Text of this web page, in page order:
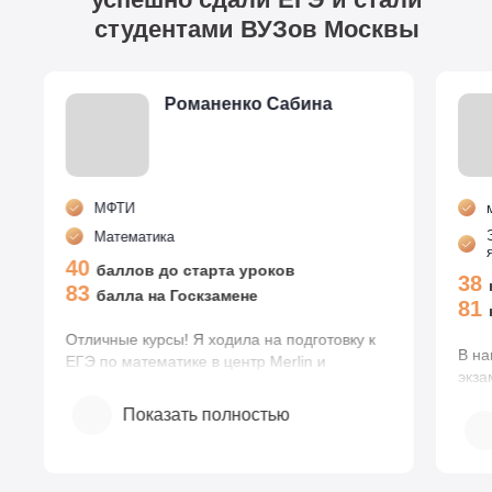
студентами ВУЗов Москвы
Романенко Сабина
МФТИ
Математика
40 баллов до старта уроков
83 балла на Госкзамене
Отличные курсы! Я ходила на подготовку к
ЕГЭ по математике в центр Merlin и
прошла вводный тест, что помогло
Показать полностью
38
81
В